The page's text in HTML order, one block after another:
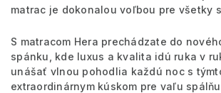
matrac je dokonalou voľbou pre všetky
S matracom Hera prechádzate do
spánku, kde luxus a kvalita idú ruka v
unášať vlnou pohodlia každú noc s
extraordinárnym kúskom pre vaľu